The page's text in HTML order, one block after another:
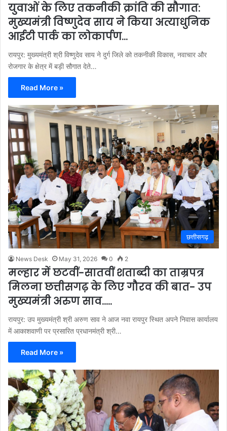
युवाओं के लिए तकनीकी क्रांति की सौगात:
मुख्यमंत्री विष्णुदेव साय ने किया अत्याधुनिक
आईटी पार्क का लोकार्पण…
रायपुर: मुख्यमंत्री श्री विष्णुदेव साय ने दुर्ग जिले को तकनीकी विकास, नवाचार और
रोजगार के क्षेत्र में बड़ी सौगात देते…
Read More »
छत्तीसगढ़
News Desk May 31, 2026 0 2
मल्हार में छटवीं-सातवीं शताब्दी का ताम्रपत्र
मिलना छत्तीसगढ़ के लिए गौरव की बात- उप
मुख्यमंत्री अरुण साव…..
रायपुर: उप मुख्यमंत्री श्री अरुण साव ने आज नवा रायपुर स्थित अपने निवास कार्यालय
में आकाशवाणी पर प्रसारित प्रधानमंत्री श्री…
Read More »